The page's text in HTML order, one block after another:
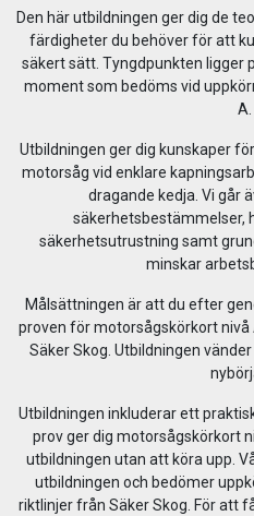
Den här utbildningen ger dig de
färdigheter du behöver för att
säkert sätt. Tyngdpunkten ligger
moment som bedöms vid
A.
Utbildningen ger dig kunskaper
motorsåg vid enklare
dragande kedja. Vi går
säkerhetsbestämmelser,
säkerhetsutrustning samt
minskar
Målsättningen är att du efter
proven för motorsågskörkort nivå
Säker Skog. Utbildningen
Utbildningen inkluderar ett
prov ger dig motorsågskörkort
utbildningen utan att köra upp.
utbildningen och bedömer
riktlinjer från Säker Skog. För att